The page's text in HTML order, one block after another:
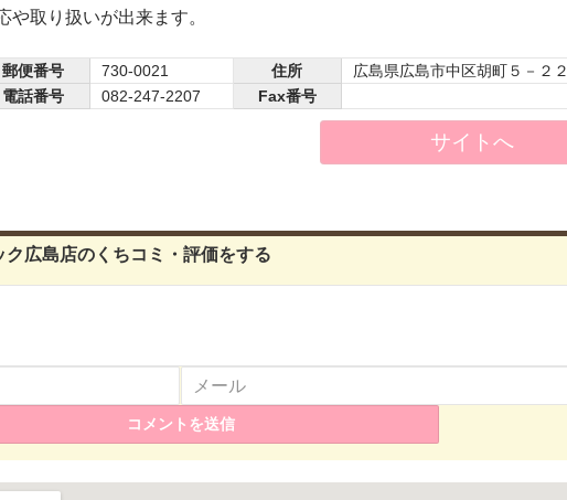
や取り扱いが出来ます。
郵便番号 730-0021 住所
広島県広島市中区胡町５－２２
電話番号
082-247-2207 Fax番号
サイトへ
広島店のくちコミ・評価をする